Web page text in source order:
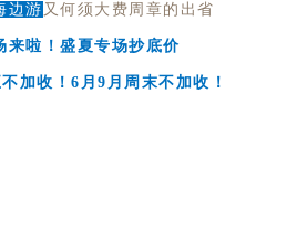
边游 又何须大费周章的出省
来啦！盛夏专场抄底价
加收！6月9月周末不加收！